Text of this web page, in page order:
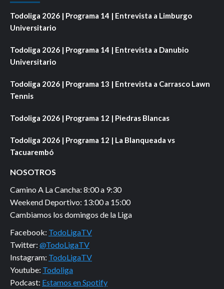
Todoliga 2026 | Programa 14 | Entrevista a Limburgo
Universitario
Todoliga 2026 | Programa 14 | Entrevista a Danubio
Universitario
Todoliga 2026 | Programa 13 | Entrevista a Carrasco Lawn
Tennis
Todoliga 2026 | Programa 12 | Piedras Blancas
Todoliga 2026 | Programa 12 | La Blanqueada vs
Tacuarembó
NOSOTROS
Camino A La Cancha: 8:00 a 9:30
Weekend Deportivo: 13:00 a 15:00
Cambiamos los domingos de la Liga
Facebook: TodoLigaTV
Twitter: @TodoLigaTV
Instagram: TodoLigaTV
Youtube: Todoliga
Podcast: Estamos en Spotify